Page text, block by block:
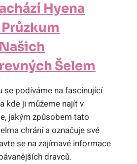
V
JEHO
DIVOKÉM
DOMOVĚ!
Hyena
Šelem
se podíváme na fascinující
kde ji můžeme najít v
jakým způsobem tato
chrání a označuje své
se na zajímavé informace
dravců.